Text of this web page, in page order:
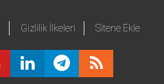
Gizlilik İlkeleri Sitene Ekle